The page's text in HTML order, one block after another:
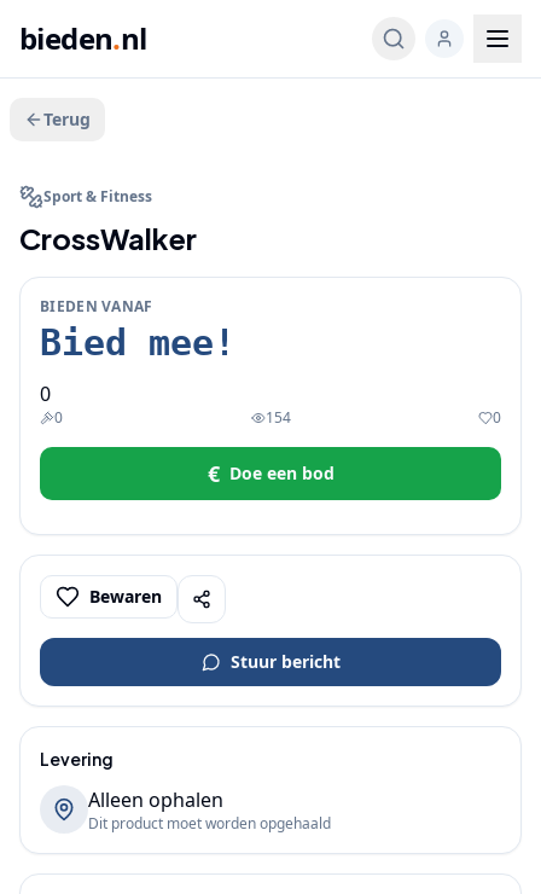
bieden.nl
Terug
BIEDEN
Sport & Fitness
CrossWalker
BIEDEN VANAF
Bied mee!
0
0 154 0
€ Doe een bod
Bewaren
Stuur bericht
Levering
Alleen ophalen
Dit product moet worden opgehaald